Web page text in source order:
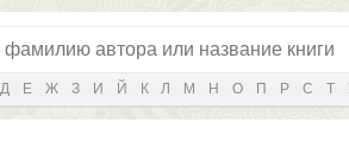
Д Е Ж З И Й К Л М Н О П Р С Т